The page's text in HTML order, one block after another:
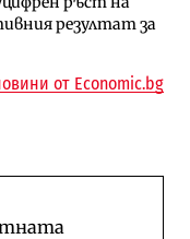
резултат за
откажатцентър в
от Economic.bg